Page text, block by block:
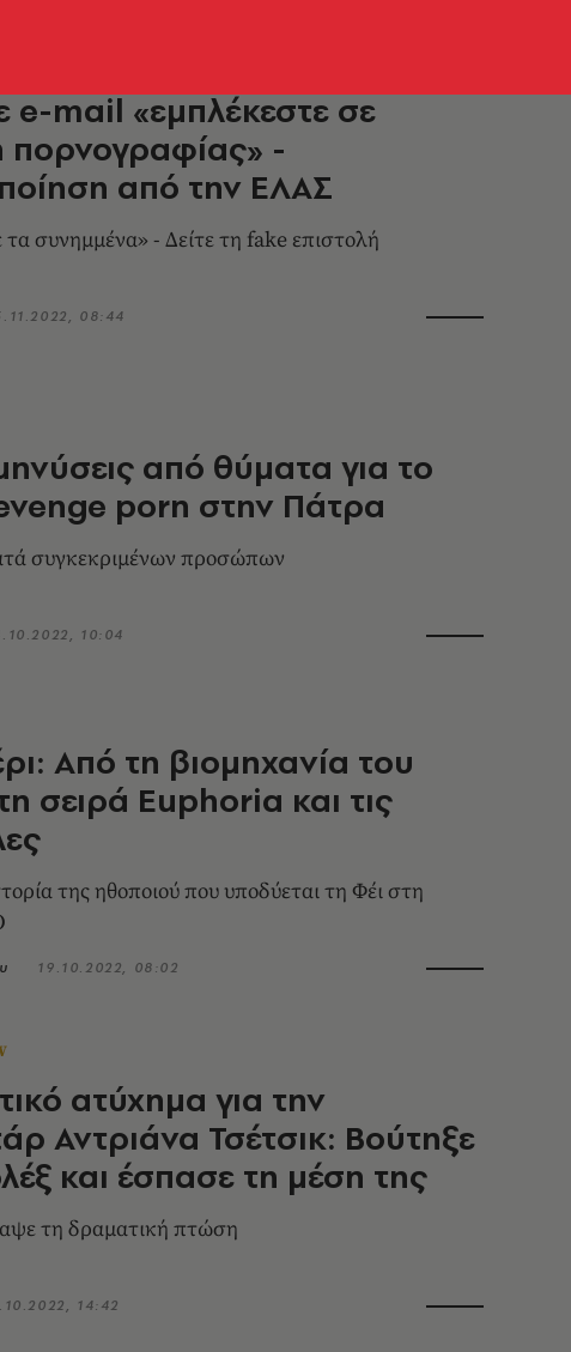
e-mail «εμπλέκεστε σε
πορνογραφίας» -
από την ΕΛΑΣ
συνημμένα» - Δείτε τη fake επιστολή
08:44
από θύματα για τo
porn στην Πάτρα
συγκεκριμένων προσώπων
10:04
Από τη βιομηχανία του
σειρά Euphoria και τις
της ηθοποιού που υποδύεται τη Φέι στη
19.10.2022, 08:02
ατύχημα για την
Αντριάνα Τσέτσικ: Βούτηξε
και έσπασε τη μέση της
τη δραματική πτώση
14:42